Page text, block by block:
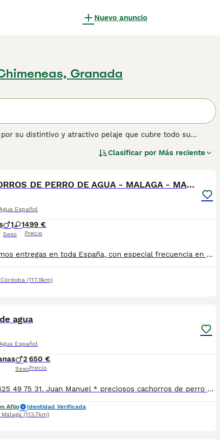
Nuevo anuncio
Granada
su distintivo y atractivo pelaje que cubre todo su
se siente cómodo en el entorno doméstico y
información sobre esta raza de perro.
Clasificar por Más reciente
CACHORROS DE PERRO DE AGUA - MALAGA - MARBELLA
Español
1 1
Sexo
499 €
Precio
Realizamos entregas en toda España, con especial frecuencia en **Andalucía**: Sevilla, Málaga, Cádiz, Córdoba, Granada, Jaén, Huelva y Almería. También entregamos habitualmente en Marbella, Jerez de la Frontera, Estepona, Fuengirola, Benalmádena, Mijas, Dos Hermanas y cualquier punto de España. **Entrega 100% a contrarreembolso.** No tendrás que adelantar el importe del cachorro. Lo recibirás en la puerta de tu casa mediante transporte especializado y podrás comprobar que todo está correcto antes de realizar el pago. Nuestros cachorros se entregan: ✅ Vacunados y desparasitados según su edad. ✅ Con microchip, cartilla veterinaria y documentación al día. ✅ Revisados veterinariamente antes de salir de nuestras instalaciones. ✅ Procedentes de excelentes líneas, seleccionadas por salud, carácter y morfología. ✅ Perfectamente socializados y acostumbrados al contacto diario con personas. ✅ Iniciados en el aprendizaje para hacer sus necesidades sobre empapador, facilitando su adaptación al nuevo hogar. ✅ Con asesoramiento personalizado antes y después de la entrega. Nuestro objetivo no es vender un cachorro más. Queremos que cada familia reciba un compañero sano, equilibrado y criado con el máximo cuidado desde el primer día. 📩 Si deseas fotografías, vídeos o más información, escríbenos por privado. Estaremos encantados de ayudarte a encontrar el compañero perfecto670864332
Córdoba (117.9km)
agua
Español
2
Sexo
650 €
Precio
-Tlfno 625 49 75 31. Juan Manuel * preciosos cachorros de perro de agua, reserva el tuyo. * Cachorro de las mejores líneas. * Se entregan vacunados y desparasitados con cartilla veterinaria.
Afijo
Identidad Verificada
Málaga (113.7km)